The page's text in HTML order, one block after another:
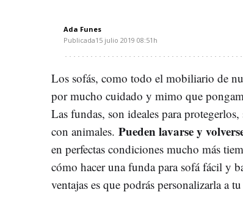
Ada Funes
Publicada15 julio 2019 08:51h
Los sofás, como todo el mobiliario de
por mucho cuidado y mimo que
Las fundas, son ideales para
con animales. Pueden lavarse y
en perfectas condiciones mucho más
cómo hacer una funda para sofá fácil y
ventajas es que podrás personalizarla a